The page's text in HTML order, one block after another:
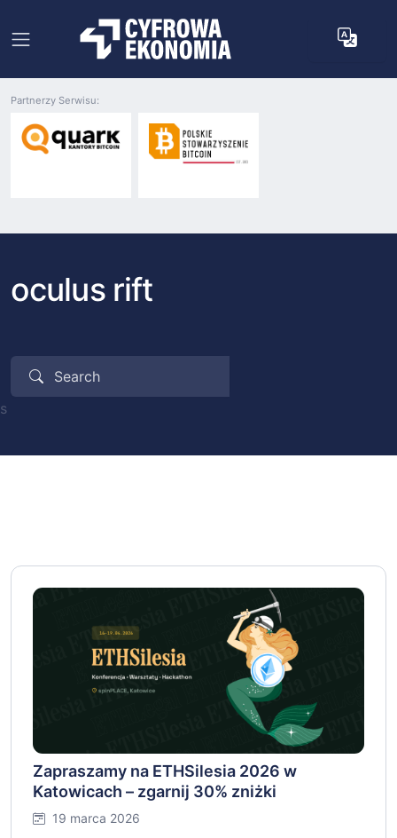
Partnerzy Serwisu:
oculus rift
s
Zapraszamy na ETHSilesia 2026 w
Katowicach – zgarnij 30% zniżki
19 marca 2026